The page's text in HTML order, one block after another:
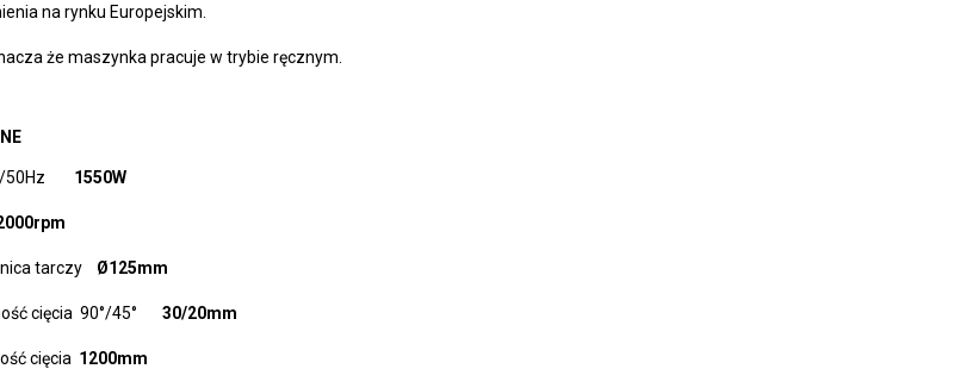
na rynku Europejskim.
że maszynka pracuje w trybie ręcznym.
50Hz 1550W
tarczy Ø125mm
cięcia  90°/45° 30/20mm
cięcia 1200mm